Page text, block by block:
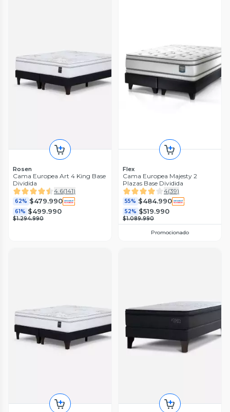
Rosen
Cama Europea Art 4 King Base
Dividida
4.6(141)
62% $479.990
61% $499.990
$1.294.990
Flex
Cama Europea Majesty 2
Plazas Base Dividida
4(39)
55% $484.990
52% $519.990
$1.089.990
Promocionado